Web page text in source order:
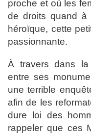
proche et où les
de droits quand à
héroïque, cette
passionnante.
À travers dans
entre ses
une terrible
afin de les
dure loi des
rappeler que ces